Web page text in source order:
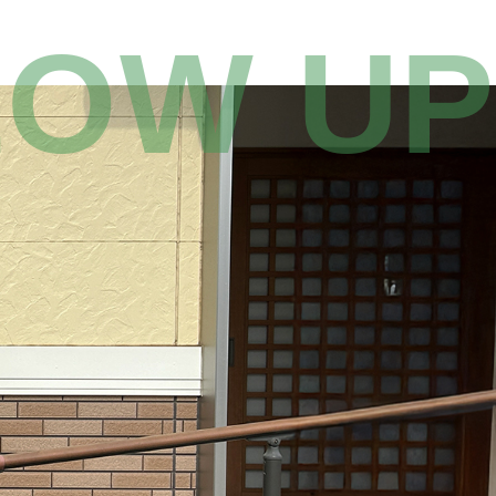
UP